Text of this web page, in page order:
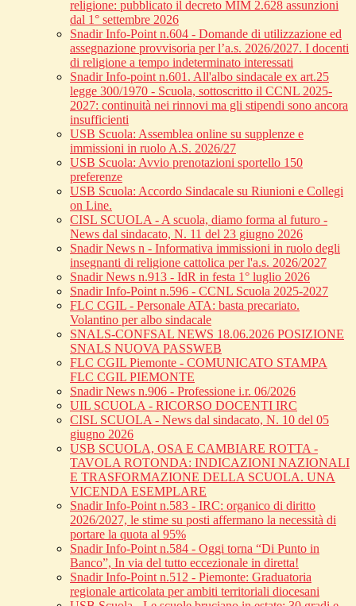
religione: pubblicato il decreto MIM 2.628 assunzioni
dal 1° settembre 2026
Snadir Info-Point n.604 - Domande di utilizzazione ed
assegnazione provvisoria per l’a.s. 2026/2027. I docenti
di religione a tempo indeterminato interessati
Snadir Info-point n.601. All'albo sindacale ex art.25
legge 300/1970 - Scuola, sottoscritto il CCNL 2025-
2027: continuità nei rinnovi ma gli stipendi sono ancora
insufficienti
USB Scuola: Assemblea online su supplenze e
immissioni in ruolo A.S. 2026/27
USB Scuola: Avvio prenotazioni sportello 150
preferenze
USB Scuola: Accordo Sindacale su Riunioni e Collegi
on Line.
CISL SCUOLA - A scuola, diamo forma al futuro -
News dal sindacato, N. 11 del 23 giugno 2026
Snadir News n - Informativa immissioni in ruolo degli
insegnanti di religione cattolica per l'a.s. 2026/2027
Snadir News n.913 - IdR in festa 1° luglio 2026
Snadir Info-Point n.596 - CCNL Scuola 2025-2027
FLC CGIL - Personale ATA: basta precariato.
Volantino per albo sindacale
SNALS-CONFSAL NEWS 18.06.2026 POSIZIONE
SNALS NUOVA PASSWEB
FLC CGIL Piemonte - COMUNICATO STAMPA
FLC CGIL PIEMONTE
Snadir News n.906 - Professione i.r. 06/2026
UIL SCUOLA - RICORSO DOCENTI IRC
CISL SCUOLA - News dal sindacato, N. 10 del 05
giugno 2026
USB SCUOLA, OSA E CAMBIARE ROTTA -
TAVOLA ROTONDA: INDICAZIONI NAZIONALI
E TRASFORMAZIONE DELLA SCUOLA. UNA
VICENDA ESEMPLARE
Snadir Info-Point n.583 - IRC: organico di diritto
2026/2027, le stime su posti affermano la necessità di
portare la quota al 95%
Snadir Info-Point n.584 - Oggi torna “Di Punto in
Banco”, In via del tutto eccezionale in diretta!
Snadir Info-Point n.512 - Piemonte: Graduatoria
regionale articolata per ambiti territoriali diocesani